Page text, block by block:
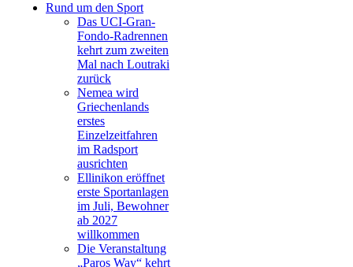
Rund um den Sport
Das UCI-Gran-
Fondo-Radrennen
kehrt zum zweiten
Mal nach Loutraki
zurück
Nemea wird
Griechenlands
erstes
Einzelzeitfahren
im Radsport
ausrichten
Ellinikon eröffnet
erste Sportanlagen
im Juli, Bewohner
ab 2027
willkommen
Die Veranstaltung
„Paros Way“ kehrt